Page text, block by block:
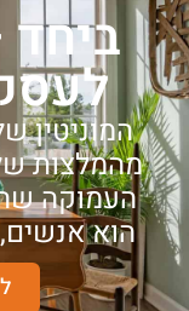
ביחד
המוניטין
מהמלצות של
העמוקה
הוא אנשים,